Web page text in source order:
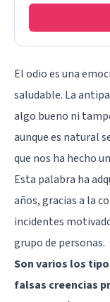
El odio es una
saludable. La
algo bueno ni
aunque es natural
que nos ha hecho
Esta palabra ha
años, gracias a la
incidentes
grupo de personas.
Son varios los
falsas creencias